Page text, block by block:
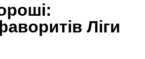
Ліги